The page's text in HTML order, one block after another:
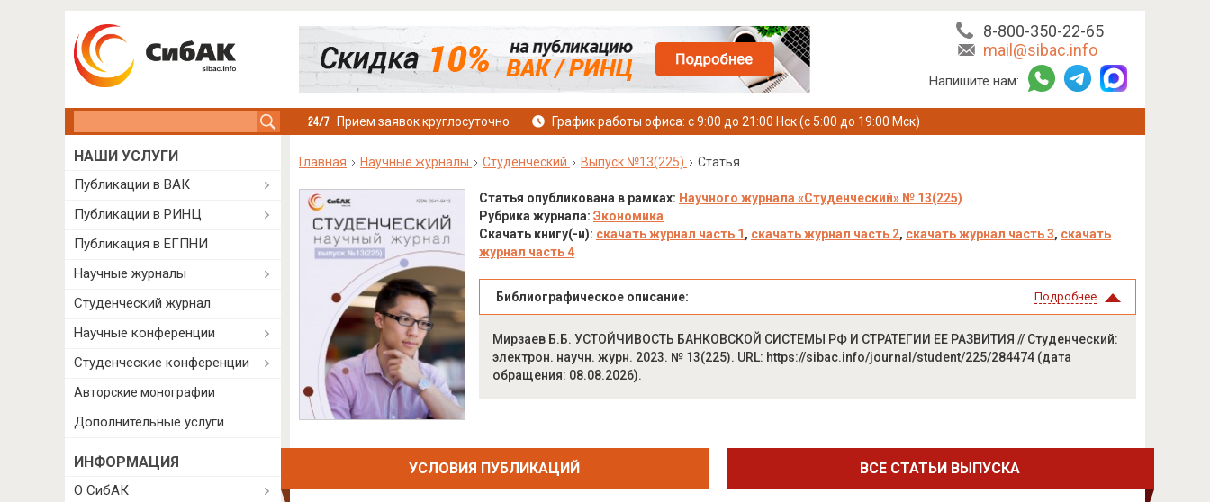
8-800-350-22-65
mail@sibac.info
Напишите нам:
Прием заявок круглосуточно График работы офиса: с 9:00 до 21:00 Нск (с 5:00 до 19:00 Мск)
Главная Научные журналы Студенческий Выпуск №13(225) Статья
Статья опубликована в рамках: Научного журнала «Студенческий» № 13(225)
Рубрика журнала: Экономика
Скачать книгу(-и): скачать журнал часть 1 , скачать журнал часть 2, скачать журнал часть 3, скачать
журнал часть 4
Библиографическое описание: Подробнее
Мирзаев Б.Б. УСТОЙЧИВОСТЬ БАНКОВСКОЙ СИСТЕМЫ РФ И СТРАТЕГИИ ЕЕ РАЗВИТИЯ // Студенческий:
электрон. научн. журн. 2023. № 13(225). URL: https://sibac.info/journal/student/225/284474 (дата
обращения: 08.08.2026).
УСЛОВИЯ ПУБЛИКАЦИЙ ВСЕ СТАТЬИ ВЫПУСКА
НАШИ УСЛУГИ
Публикации в ВАК
Публикации в РИНЦ
Публикация в ЕГПНИ
Научные журналы
Студенческий журнал
Научные конференции
Студенческие конференции
Авторские монографии
Дополнительные услуги
ИНФОРМАЦИЯ
О СибАК